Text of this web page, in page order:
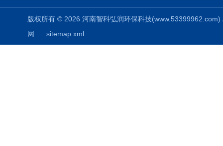
版权所有 © 2026 河南智科弘润环保科技
网
sitemap.xml